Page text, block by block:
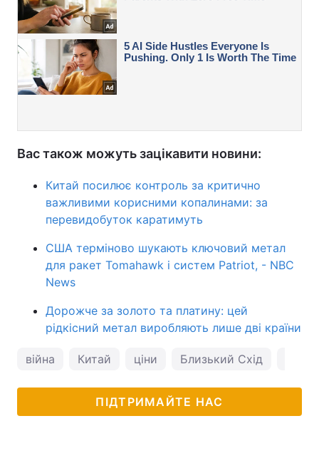
Вас також можуть зацікавити новини:
Китай посилює контроль за критично
важливими корисними копалинами: за
перевидобуток каратимуть
США терміново шукають ключовий метал
для ракет Tomahawk і систем Patriot, - NBC
News
Дорожче за золото та платину: цей
рідкісний метал виробляють лише дві країни
війна Китай ціни Близький Схід
ПІДТРИМАЙТЕ НАС